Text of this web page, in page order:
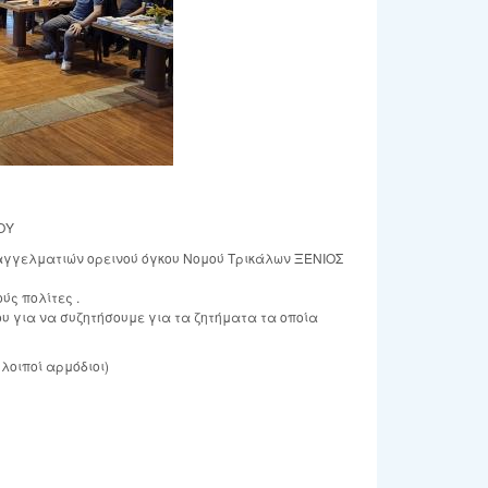
ορεινού όγκου Νομού Τρικάλων ΞΈΝΙΟΣ
πολίτες .
για να συζητήσουμε για τα ζητήματα τα οποία
αρμόδιοι)